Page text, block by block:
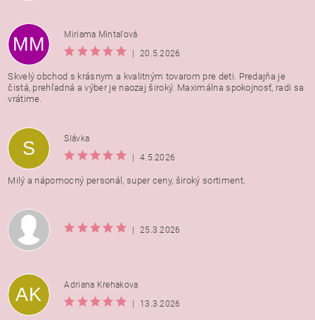
Vložením hodnotenie súhlasíte s
osobných údajov
MM
Miriama Mintaľová
|
20.5.2026
Skvelý obchod s krásnym a kvalitným tovarom pre deti. Predajňa je
čistá, prehľadná a výber je naozaj široký. Maximálna spokojnosť, radi sa
vrátime.
S
Slávka
|
4.5.2026
Milý a nápomocný personál, super ceny, široký sortiment.
| 25.3.2026
AK
Adriana Krehakova
|
13.3.2026